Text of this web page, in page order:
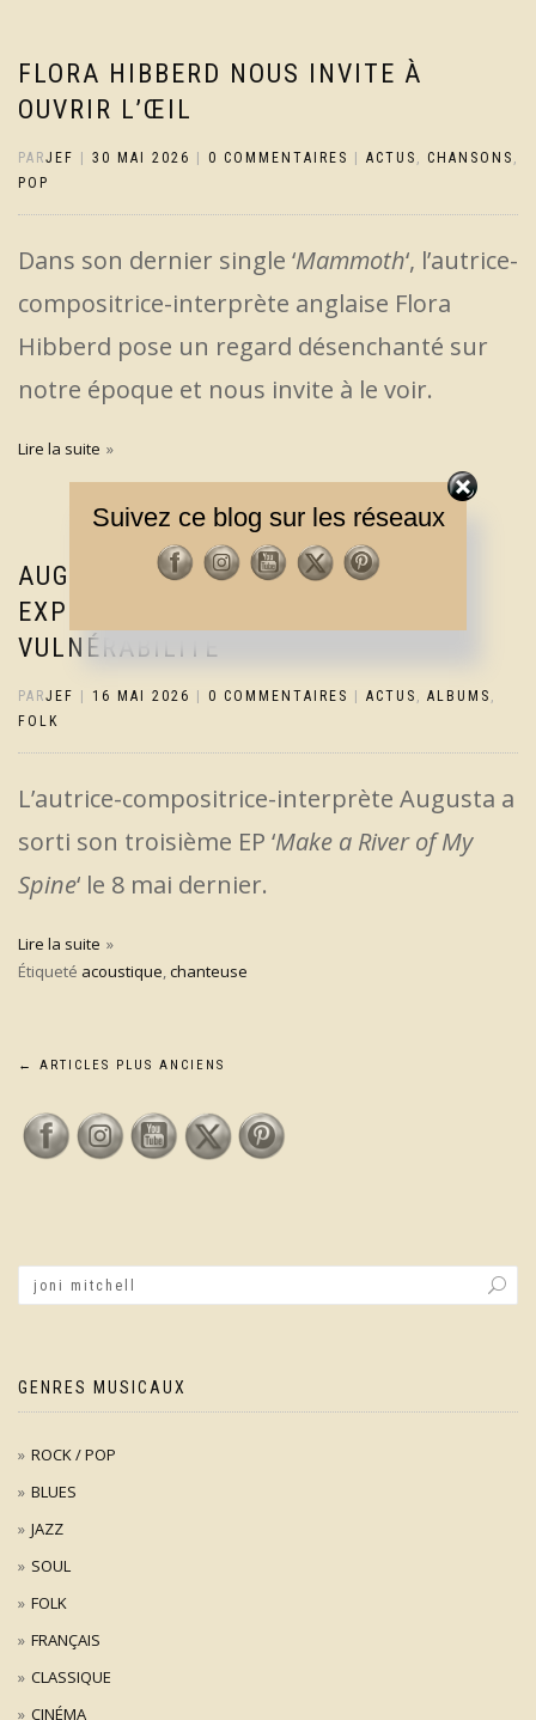
FLORA HIBBERD NOUS INVITE À
OUVRIR L’ŒIL
PARJEF 30 MAI 2026 0 COMMENTAIRES ACTUS , CHANSONS ,
POP
Dans son dernier single ‘Mammoth‘, l’autrice-
compositrice-interprète anglaise Flora
Hibberd pose un regard désenchanté sur
notre époque et nous invite à le voir.
Lire la suite
AUGUSTA, UNE ARTISTE FOLK QUI
EXPLORE L’ÉMOTION ET LA
VULNÉRABILITÉ
PARJEF 16 MAI 2026 0 COMMENTAIRES ACTUS , ALBUMS ,
FOLK
L’autrice-compositrice-interprète Augusta a
sorti son troisième EP ‘Make a River of My
Spine‘ le 8 mai dernier.
Lire la suite
Étiqueté acoustique,chanteuse
Navigation
des
← ARTICLES PLUS ANCIENS
GENRES MUSICAUX
ROCK / POP
BLUES
JAZZ
SOUL
FOLK
FRANÇAIS
CLASSIQUE
CINÉMA
Suivez ce blog sur les réseaux